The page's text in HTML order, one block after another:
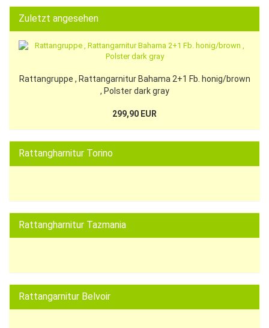
Zuletzt angesehen
Rattangruppe , Rattangarnitur Bahama 2+1 Fb. honig/brown
, Polster dark gray
299,90 EUR
Rattangharnitur Torino
Rattangharnitur Tazmania
Rattangarnitur Belvoir